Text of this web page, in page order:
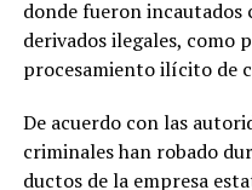
de ébola
5 junio, 2026
En «Internacionales»
UP NEXT
donde fueron
derivados ilegales, como
procesamiento ilícito de
De acuerdo con las
criminales han robado
ductos de la empresa